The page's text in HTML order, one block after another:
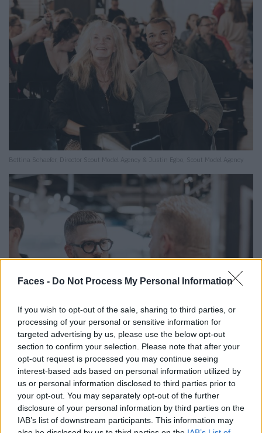
Faces - Do Not Process My Personal Information
If you wish to opt-out of the sale, sharing to third parties, or
processing of your personal or sensitive information for
targeted advertising by us, please use the below opt-out
section to confirm your selection. Please note that after your
opt-out request is processed you may continue seeing
interest-based ads based on personal information utilized by
us or personal information disclosed to third parties prior to
your opt-out. You may separately opt-out of the further
disclosure of your personal information by third parties on the
IAB’s list of downstream participants. This information may
Bettina Schaefer, Director Scout Model Agency & Justin Egbo, Scout Model Agency